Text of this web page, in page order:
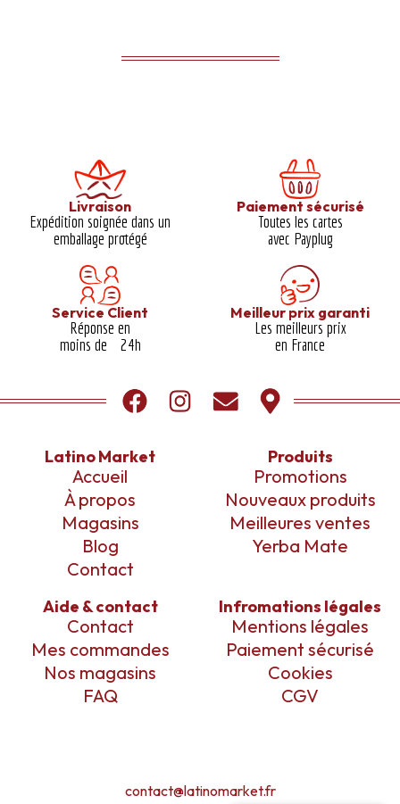
Livraison
Expédition soignée dans un
emballage protégé​
Paiement sécurisé
Toutes les cartes
avec Payplug
Service Client
Réponse en
moins de 24h
Meilleur prix garanti​
Les meilleurs prix
en France
Latino Market
Accueil
À propos
Magasins
Blog
Contact
Produits
Promotions
Nouveaux produits
Meilleures ventes
Yerba Mate
Aide & contact
Contact
Mes commandes
Nos magasins
FAQ
Infromations légales
Mentions légales
Paiement sécurisé
Cookies
CGV
contact@latinomarket.fr